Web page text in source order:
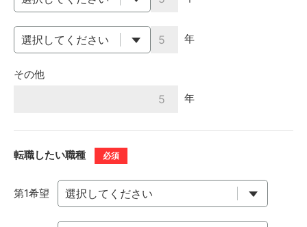
年
その他
年
転職したい職種 必須
第1希望